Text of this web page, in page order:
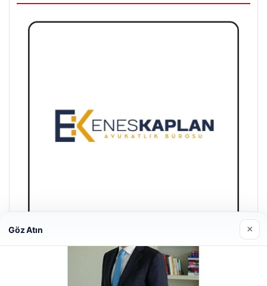
Enes Kaplan Avukatlık Bürosu
Göz Atın ×